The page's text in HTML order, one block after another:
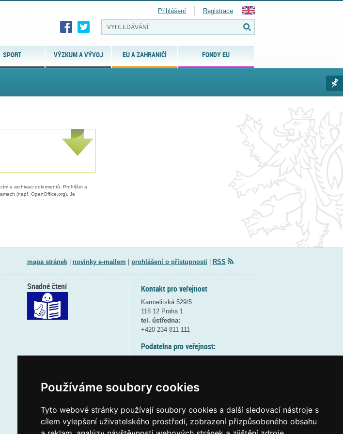
Používáme soubory cookies
Tyto webové stránky používají soubory cookies a další sledovací nástroje s
cílem vylepšení uživatelského prostředí, zobrazení přizpůsobeného obsahu
SPORT VÝZKUM A VÝVOJ EU A ZAHRANIČÍ FONDY EU
Přihlášení Registrace
a archivaci dokumentů. Prohlížet a
(např. OpenOffice.org). Je
mapa stránek| novinky e-mailem prohlášení o přístupnosti RSS
Kontakt pro veřejnost
Karmelitská 529/5
118 12 Praha 1
tel. ústředna:
+420 234 811 111
Podatelna pro veřejnost:
(více informací
Elektronická podatelna:
Snadné čtení